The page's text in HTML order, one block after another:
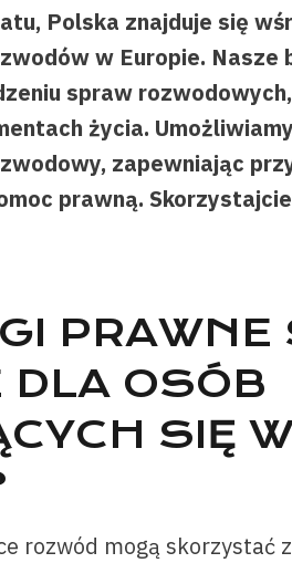
Polska znajduje się
w Europie. Nasze
spraw
życia.
zapewniając
prawną.
PRAWNE
DLA OSÓB
SIĘ
rozwód mogą skorzystać